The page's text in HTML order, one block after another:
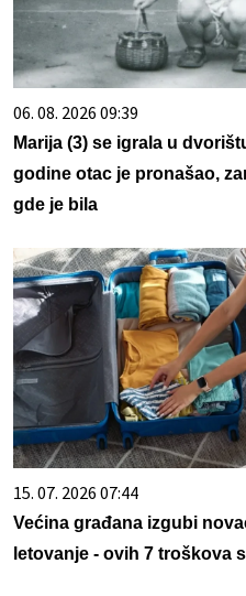
06. 08. 2026 09:39
Marija (3) se igrala u
godine otac je pronašao,
gde je bila
15. 07. 2026 07:44
Većina građana izgubi
letovanje - ovih 7 troškova